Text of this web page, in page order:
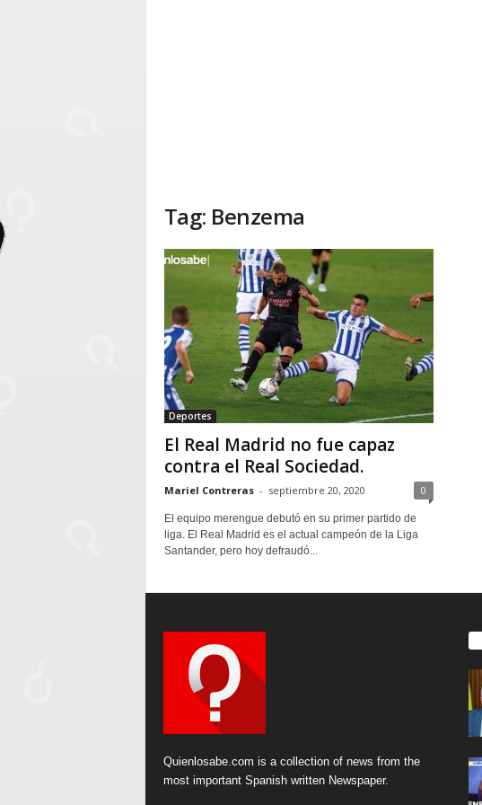
Tag: Benzema
Deportes
El Real Madrid no fue capaz
contra el Real Sociedad.
Mariel Contreras - septiembre 20, 2020 0
El equipo merengue debutó en su primer partido de
liga. El Real Madrid es el actual campeón de la Liga
Santander, pero hoy defraudó...
Quienlosabe.com is a collection of news from the
most important Spanish written Newspaper.